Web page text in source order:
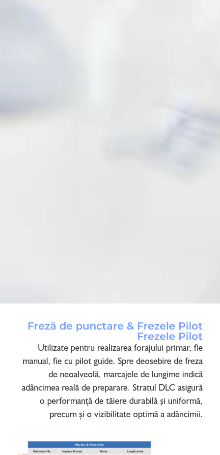
Freză de punctare & Frezele Pilot
Frezele Pilot
Utilizate pentru realizarea forajului primar, fie
manual, fie cu pilot guide. Spre deosebire de freza
de neoalveolă, marcajele de lungime indică
adâncimea reală de preparare. Stratul DLC asigură
o performanță de tăiere durabilă și uniformă,
precum și o vizibilitate optimă a adâncimii.